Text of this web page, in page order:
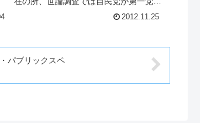
確保する可能性が高い訳ですが、仮に自
民党が政権を取った場合、改憲を目指し
2012.11.25
パブリックスペ